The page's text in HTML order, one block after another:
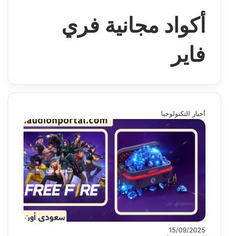
أكواد مجانية فري
فاير
أخبار التكنولوجيا
15/09/2025